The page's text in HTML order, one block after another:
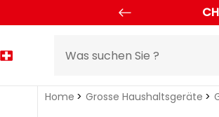
Home Grosse Haushaltsgeräte